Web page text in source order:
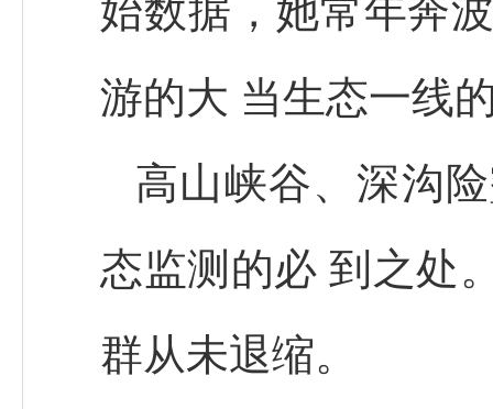
始数据，她常年奔
游的大 当生态一线
高山峡谷、深沟
态监测的必 到之处
群从未退缩。